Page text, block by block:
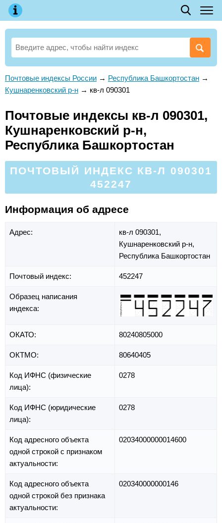
Почтовые индексы России → Республика Башкортостан →
Кушнаренковский р-н → кв-л 090301
Почтовые индексы кв-л 090301,
Кушнаренковский р-н,
Республика Башкортостан
ПОЧТОВЫЙ ИНДЕКС КВ-Л 090301
452247
Информация об адресе
Адрес:
кв-л 090301,
Кушнаренковский р-н,
Республика Башкортостан
Почтовый индекс: 452247
Образец написания
индекса:
ОКАТО: 80240805000
ОКТМО: 80640405
Код ИФНС (физические
лица):
0278
Код ИФНС (юридические
лица):
0278
Код адресного объекта
одной строкой с признаком
актуальности:
02034000000014600
Код адресного объекта
одной строкой без признака
актуальности:
020340000000146